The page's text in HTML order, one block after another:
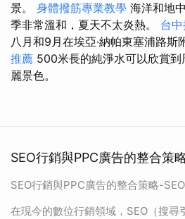
景。 身體撥筋專業教學 海洋和地
季非常溫和，夏天不太炎熱。 台
八月和9月在埃亞·納帕東塞浦路斯
推薦 500米長的純淨水可以欣賞
麗景色。
SEO行銷與PPC廣告的整合策
SEO行銷與PPC廣告的整合策略-
在現今的數位行銷領域，SEO（搜尋